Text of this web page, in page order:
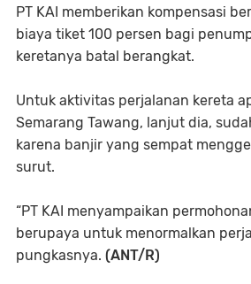
PT KAI memberikan kompensasi
biaya tiket 100 persen bagi
keretanya batal berangkat.
Untuk aktivitas perjalanan kereta
Semarang Tawang, lanjut dia,
karena banjir yang sempat
surut.
“PT KAI menyampaikan
berupaya untuk menormalkan
pungkasnya. (ANT/R)